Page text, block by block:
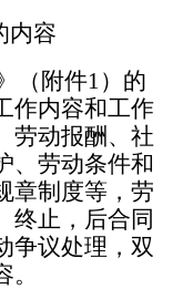
内容
（附件1）的
作内容和工作
劳动报酬、社
、劳动条件和
章制度等，劳
终止，后合同
争议处理，双